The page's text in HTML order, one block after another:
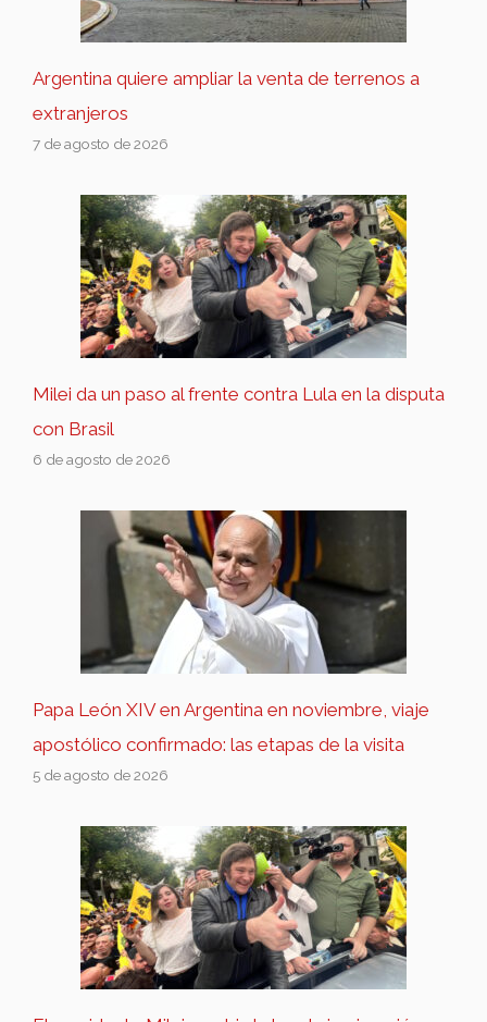
Argentina quiere ampliar la venta de terrenos a
extranjeros
7 de agosto de 2026
Milei da un paso al frente contra Lula en la disputa
con Brasil
6 de agosto de 2026
Papa León XIV en Argentina en noviembre, viaje
apostólico confirmado: las etapas de la visita
5 de agosto de 2026